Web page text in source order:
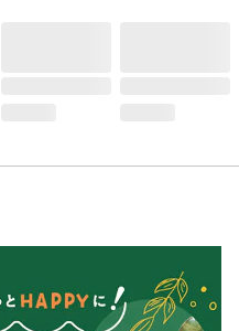
水で軽く水洗いして、セット
。●お使いのフィルターや水槽
をよく読んで、ご使用くださ